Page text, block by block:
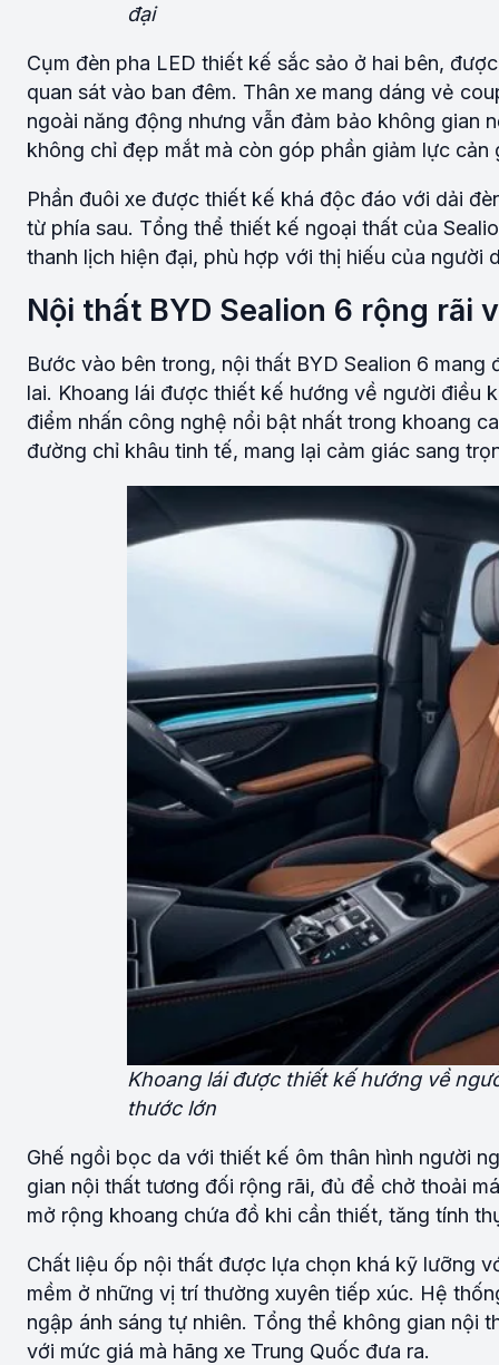
đại
Cụm đèn pha LED thiết kế sắc sảo ở hai bên,
quan sát vào ban đêm. Thân xe mang dáng vẻ
ngoài năng động nhưng vẫn đảm bảo không gian
không chỉ đẹp mắt mà còn góp phần giảm lực cản
Phần đuôi xe được thiết kế khá độc đáo với dải
từ phía sau. Tổng thể thiết kế ngoại thất của
thanh lịch hiện đại, phù hợp với thị hiếu của người
Nội thất BYD Sealion 6 rộng rãi
Bước vào bên trong, nội thất BYD Sealion 6
lai. Khoang lái được thiết kế hướng về người điều
điểm nhấn công nghệ nổi bật nhất trong khoang
đường chỉ khâu tinh tế, mang lại cảm giác sang
Khoang lái được thiết kế hướng về
thước lớn
Ghế ngồi bọc da với thiết kế ôm thân hình người
gian nội thất tương đối rộng rãi, đủ để chở thoải
mở rộng khoang chứa đồ khi cần thiết, tăng tính
Chất liệu ốp nội thất được lựa chọn khá kỹ lưỡng
mềm ở những vị trí thường xuyên tiếp xúc. Hệ
ngập ánh sáng tự nhiên. Tổng thể không gian nội
với mức giá mà hãng xe Trung Quốc đưa ra.